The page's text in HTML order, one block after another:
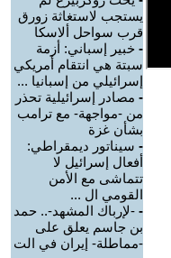
يستجب لاستغاثة زورق
قرب سواحل ألاسكا
- خبير إسباني: أزمة
سبتة هي انتقام أمريكي
إسرائيلي من إسبانيا ...
- مصادر إسرائيلية تحذر
من -مواجهة- مع ترامب
بشأن غزة
- سيناتور ديمقراطي:
أفعال إسرائيل لا
تتماشى مع الأمن
القومي ال ...
- -لإرباك المشهد-.. حمد
بن جاسم يعلق على
-مماطلة- إيران في الت